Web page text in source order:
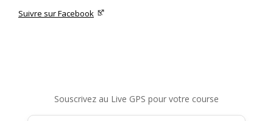
Suivre sur Facebook
Souscrivez au Live GPS pour votre course